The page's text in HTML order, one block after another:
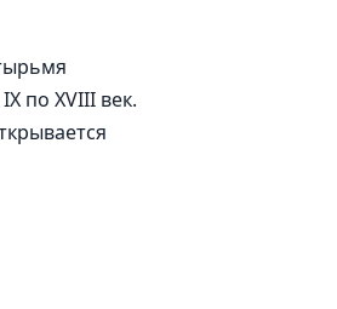
по XVIII век.